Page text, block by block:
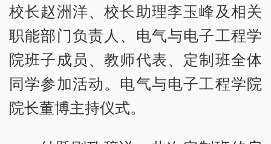
校长赵洲洋、校长助理李玉峰及相关
职能部门负责人、电气与电子工程学
院班子成员、教师代表、定制班全体
同学参加活动。电气与电子工程学院
院长董博主持仪式。